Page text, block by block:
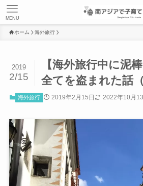
MENU
ホーム 海外旅行
【海外旅行中に泥
全てを盗まれた話（
2019
2/15
海外旅行 2019年2月15日 2022年10月